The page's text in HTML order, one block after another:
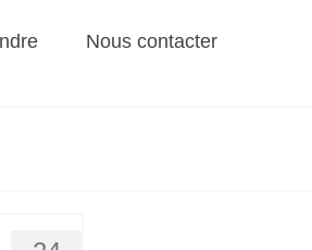
Nous contacter